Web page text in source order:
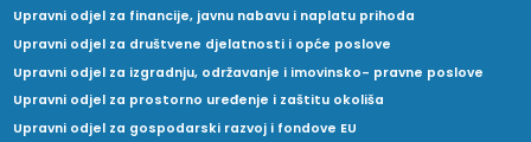
Upravni odjel za financije, javnu nabavu i naplatu prihoda
Upravni odjel za društvene djelatnosti i opće poslove
Upravni odjel za izgradnju, održavanje i imovinsko- pravne poslove
Upravni odjel za prostorno uređenje i zaštitu okoliša
Upravni odjel za gospodarski razvoj i fondove EU